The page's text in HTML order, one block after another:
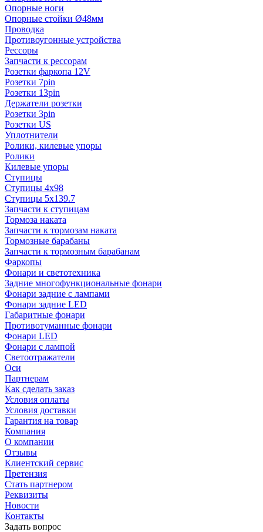
Опорные ноги
Опорные стойки Ø48мм
Проводка
Противоугонные устройства
Рессоры
Запчасти к рессорам
Розетки фаркопа 12V
Розетки 7pin
Розетки 13pin
Держатели розетки
Розетки 3pin
Розетки US
Уплотнители
Ролики, килевые упоры
Ролики
Килевые упоры
Ступицы
Ступицы 4x98
Ступицы 5x139.7
Запчасти к ступицам
Тормоза наката
Запчасти к тормозам наката
Тормозные барабаны
Запчасти к тормозным барабанам
Фаркопы
Фонари и светотехника
Задние многофункциональные фонари
Фонари задние с лампами
Фонари задние LED
Габаритные фонари
Противотуманные фонари
Фонари LED
Фонари с лампой
Светоотражатели
Оси
Партнерам
Как сделать заказ
Условия оплаты
Условия доставки
Гарантия на товар
Компания
О компании
Отзывы
Клиентский сервис
Претензия
Стать партнером
Реквизиты
Новости
Контакты
Задать вопрос